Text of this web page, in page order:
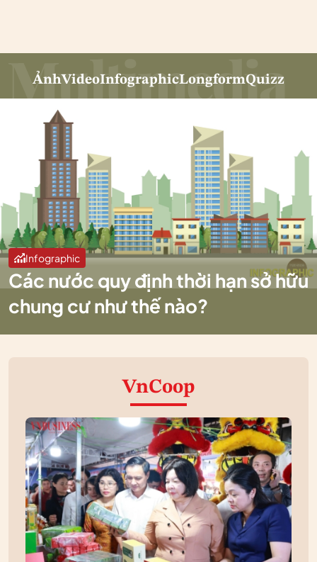
ẢnhVideoInfographicLongformQuizz
Infographic
Các nước quy định thời hạn sở hữu
chung cư như thế nào?
VnCoop